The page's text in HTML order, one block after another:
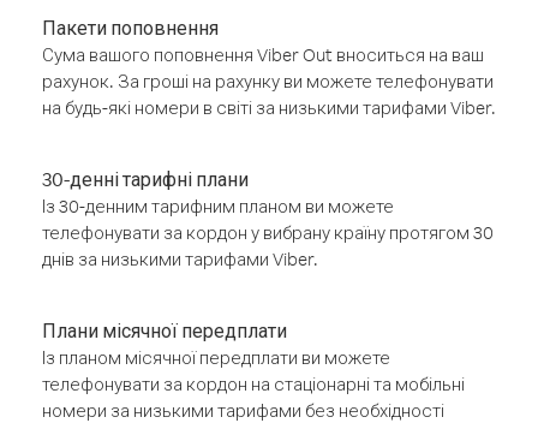
Пакети поповнення
Сума вашого поповнення Viber Out вноситься на ваш
рахунок. За гроші на рахунку ви можете телефонувати
на будь-які номери в світі за низькими тарифами Viber.
30-денні тарифні плани
Із 30-денним тарифним планом ви можете
телефонувати за кордон у вибрану країну протягом 30
днів за низькими тарифами Viber.
Плани місячної передплати
Із планом місячної передплати ви можете
телефонувати за кордон на стаціонарні та мобільні
номери за низькими тарифами без необхідності